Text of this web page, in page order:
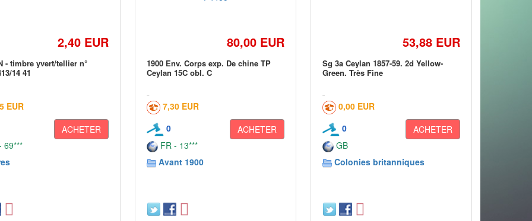
2,40 EUR
- timbre yvert/tellier n°
14 41
EUR
ACHETER
80,00 EUR
1900 Env. Corps exp. De chine TP
Ceylan 15C obl. C
7,30 EUR
0
ACHETER
FR - 13***
Avant 1900
53,88 EUR
Sg 3a Ceylan 1857-59. 2d Yellow-
Green. Très Fine
0,00 EUR
0
ACHETER
GB
Colonies britanniques